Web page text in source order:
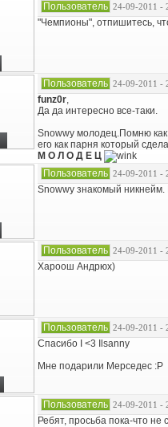
Пользователь 24-09-2011 -
"Чемпионы", отпишитесь,
Пользователь 24-09-2011 -
funz0r,
Да да интересно все-таки.
Snowwy молодец.Помню
его как парня который
М О Л О Д Е Ц
Пользователь 24-09-2011 -
Snowwy знакомый никнейм.
Пользователь 24-09-2011 -
Хароош Андрюх)
Пользователь 24-09-2011 -
Спасибо I <3 Ilsanny
Мне подарили Мерседес :P
Пользователь 24-09-2011 -
Ребят, просьба пока-что